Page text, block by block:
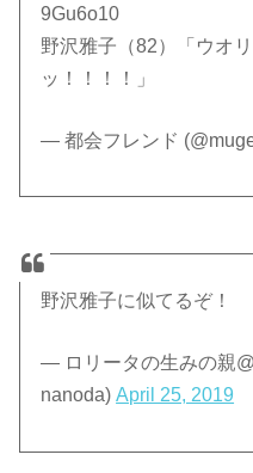
9Gu6o10
野沢雅子（82）「ウオ
ッ！！！！」
— 都会フレンド
野沢雅子に似てるぞ！
— ロリータの生みの親
nanoda)April 25, 2019